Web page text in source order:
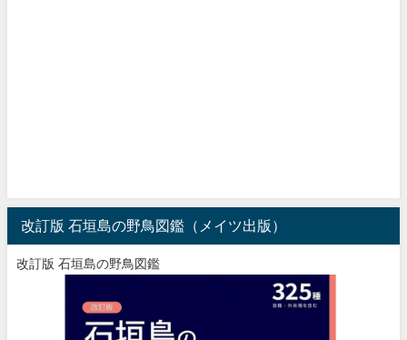
改訂版 石垣島の野鳥図鑑（メイツ出版）
改訂版 石垣島の野鳥図鑑